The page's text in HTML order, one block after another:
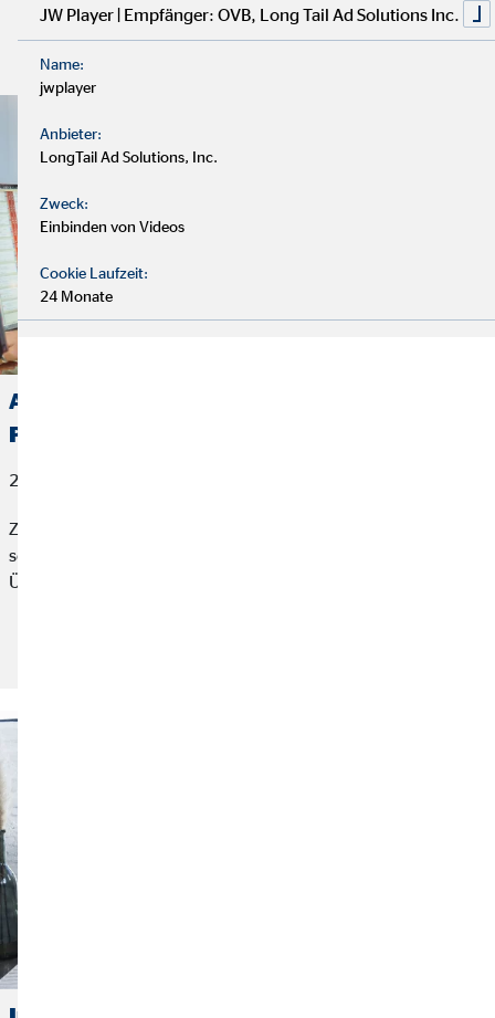
Aushilfe im Bereich
Provisionsreklamationen (m/w/d)
22. April 2026
Zur Verstärkung unseres Innendienstes suchen wir
schnellstmöglich befristet für 1 Jahr mit Option auf
Übernahme eine
JW Player | Empfänger: OVB, Long Tail Ad Solutions Inc.
Name:
jwplayer
Anbieter:
LongTail Ad Solutions, Inc.
Zweck:
Einbinden von Videos
Cookie Laufzeit:
24 Monate